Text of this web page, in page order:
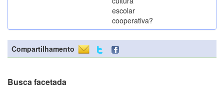
escolar
cooperativa?
Compartilhamento
Busca facetada